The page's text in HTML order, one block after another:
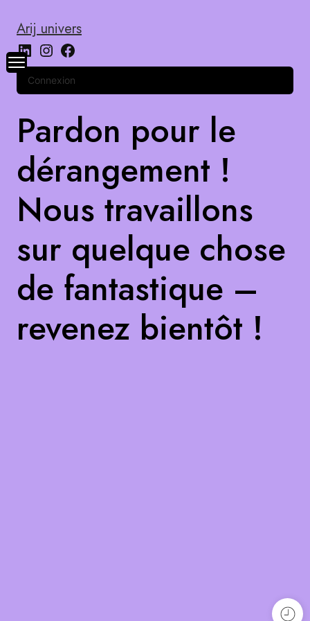
Arij univers
Connexion
Pardon pour le
dérangement !
Nous travaillons
sur quelque chose
de fantastique –
revenez bientôt !